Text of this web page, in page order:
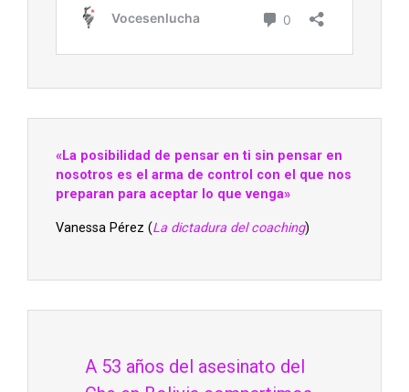
«La posibilidad de pensar en ti sin pensar en
nosotros es el arma de control con el que nos
preparan para aceptar lo que venga»
Vanessa Pérez (La dictadura del coaching)
A 53 años del asesinato del